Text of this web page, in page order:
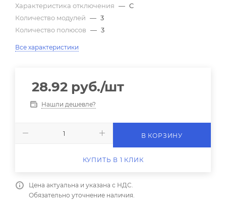
Характеристика отключения — C
Количество модулей — 3
Количество полюсов — 3
Все характеристики
28.92 руб./шт
Нашли дешевле?
В КОРЗИНУ
КУПИТЬ В 1 КЛИК
Цена актуальна и указана с НДС.
Обязательно уточнение наличия.